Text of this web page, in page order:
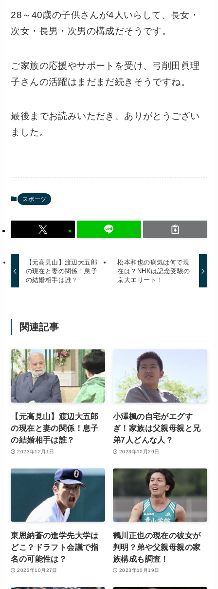
28～40歳の子供さんが4人いらして、長女・
次女・長男・次男の構成だそうです。
ご家族の応援やサポートを受け、弓削田眞理
子さんの活躍はまだまだ続きそうですね。
最後までお読みいただき、ありがとうござい
ました。
スポーツ
【元高見山】渡辺大五郎
の現在と妻の関係！息子
の結婚相手は誰？
松本和也の病気は何で現
在は？NHKは記念受験の
京大エリート！
関連記事
【元高見山】渡辺大五郎
の現在と妻の関係！息子
の結婚相手は誰？
2023年12月1日
小澤楓の自宅がエグす
ぎ！家族は父親母親と兄
弟7人どんな人？
2023年10月29日
東恩納蒼の進学先大学は
どこ？ドラフト会議で指
名の可能性は？
2023年10月27日
鶴川正也の現在の彼女が
判明？弟や父親母親の家
族構成も調査！
2023年10月19日